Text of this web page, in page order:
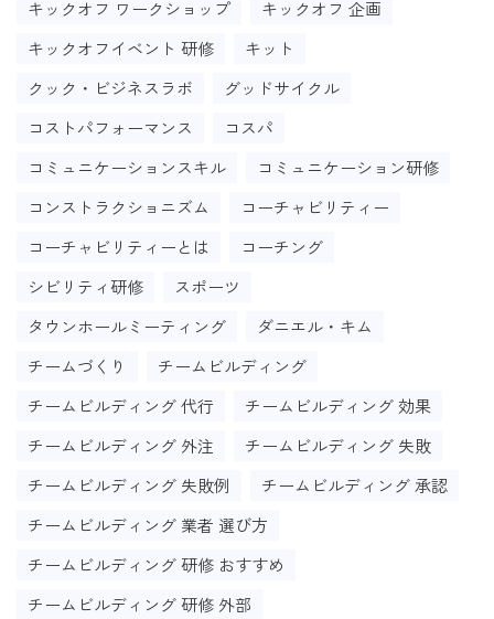
キックオフ ワークショップ
キックオフ 企画
キックオフイベント 研修
キット
クック・ビジネスラボ
グッドサイクル
コストパフォーマンス
コスパ
コミュニケーションスキル
コミュニケーション研修
コンストラクショニズム
コーチャビリティー
コーチャビリティーとは
コーチング
シビリティ研修
スポーツ
タウンホールミーティング
ダニエル・キム
チームづくり
チームビルディング
チームビルディング 代行
チームビルディング 効果
チームビルディング 外注
チームビルディング 失敗
チームビルディング 失敗例
チームビルディング 承認
チームビルディング 業者 選び方
チームビルディング 研修 おすすめ
チームビルディング 研修 外部